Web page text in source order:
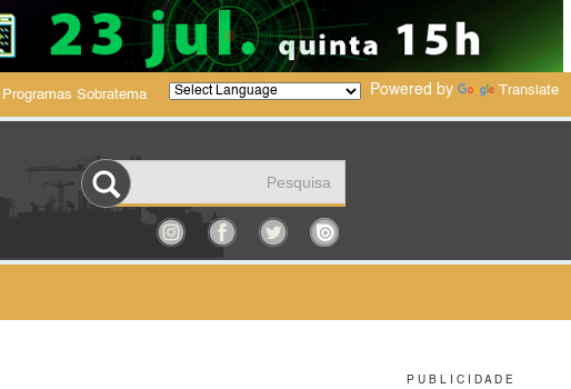
P U B L I C I D A D E
Programas Sobratema Powered by Translate